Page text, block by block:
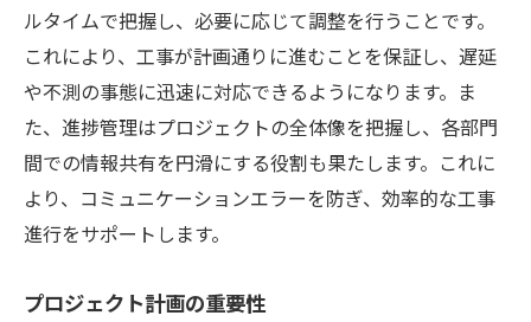
リソース管理のベストプラクティス
効率的な資材供給の確保
現場での安全管理強化
最先端技術の導入効果
作業プロセスの標準化
成果を最大化するためのモニタリング
時間管理の改善策
ルタイムで把握し、必要に応じて調整を行うことです。
これにより、工事が計画通りに進むことを保証し、遅延
や不測の事態に迅速に対応できるようになります。ま
た、進捗管理はプロジェクトの全体像を把握し、各部門
間での情報共有を円滑にする役割も果たします。これに
より、コミュニケーションエラーを防ぎ、効率的な工事
進行をサポートします。
プロジェクト計画の重要性